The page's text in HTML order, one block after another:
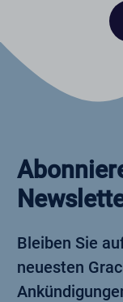
Bleiben Sie
neuesten